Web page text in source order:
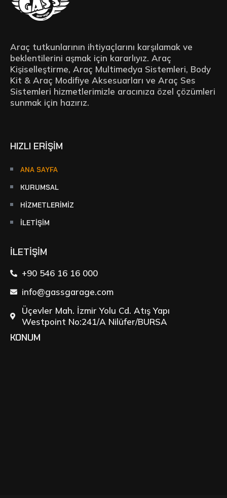
Araç tutkunlarının ihtiyaçlarını karşılamak ve
beklentilerini aşmak için kararlıyız. Araç
Kişiselleştirme, Araç Multimedya Sistemleri, Body
Kit & Araç Modifiye Aksesuarları ve Araç Ses
Sistemleri hizmetlerimizle aracınıza özel çözümleri
sunmak için hazırız.
HIZLI ERİŞİM
ANA SAYFA
KURUMSAL
HIZMETLERIMIZ
İLETIŞIM
İLETİŞİM
+90 546 16 16 000
info@gassgarage.com
Üçevler Mah. İzmir Yolu Cd. Atış Yapı
Westpoint No:241/A Nilüfer/BURSA
KONUM